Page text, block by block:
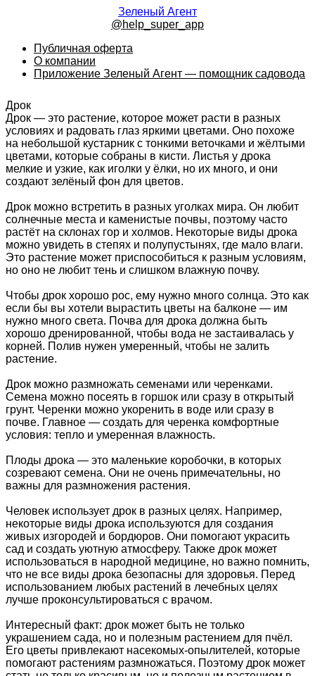
Зеленый Агент
@help_super_app
Публичная оферта
О компании
Приложение Зеленый Агент — помощник садовода
Дрок
Дрок — это растение, которое может расти в разных
условиях и радовать глаз яркими цветами. Оно похоже
на небольшой кустарник с тонкими веточками и жёлтыми
цветами, которые собраны в кисти. Листья у дрока
мелкие и узкие, как иголки у ёлки, но их много, и они
создают зелёный фон для цветов.
Дрок можно встретить в разных уголках мира. Он любит
солнечные места и каменистые почвы, поэтому часто
растёт на склонах гор и холмов. Некоторые виды дрока
можно увидеть в степях и полупустынях, где мало влаги.
Это растение может приспособиться к разным условиям,
но оно не любит тень и слишком влажную почву.
Чтобы дрок хорошо рос, ему нужно много солнца. Это как
если бы вы хотели вырастить цветы на балконе — им
нужно много света. Почва для дрока должна быть
хорошо дренированной, чтобы вода не застаивалась у
корней. Полив нужен умеренный, чтобы не залить
растение.
Дрок можно размножать семенами или черенками.
Семена можно посеять в горшок или сразу в открытый
грунт. Черенки можно укоренить в воде или сразу в
почве. Главное — создать для черенка комфортные
условия: тепло и умеренная влажность.
Плоды дрока — это маленькие коробочки, в которых
созревают семена. Они не очень примечательны, но
важны для размножения растения.
Человек использует дрок в разных целях. Например,
некоторые виды дрока используются для создания
живых изгородей и бордюров. Они помогают украсить
сад и создать уютную атмосферу. Также дрок может
использоваться в народной медицине, но важно помнить,
что не все виды дрока безопасны для здоровья. Перед
использованием любых растений в лечебных целях
лучше проконсультироваться с врачом.
Интересный факт: дрок может быть не только
украшением сада, но и полезным растением для пчёл.
Его цветы привлекают насекомых-опылителей, которые
помогают растениям размножаться. Поэтому дрок может